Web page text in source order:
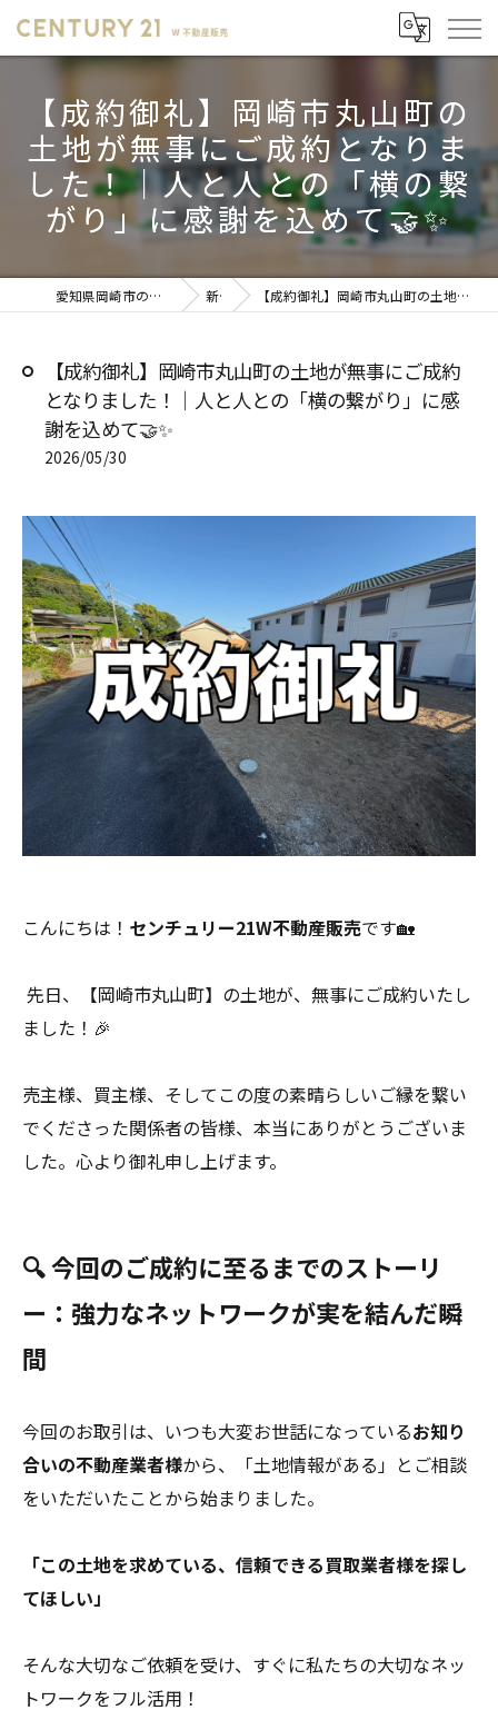
【成約御礼】岡崎市丸山町の
土地が無事にご成約となりま
した！｜人と人との「横の繋
がり」に感謝を込めて🤝✨
愛知県岡崎市の不動産売却ならセンチュリー21 W不動産販売 新着情報 【成約御礼】岡崎市丸山町の土地が無事にご成約となりました！｜人と人との「横の繋がり」に感謝を込めて🤝✨
【成約御礼】岡崎市丸山町の土地が無事にご成約
となりました！｜人と人との「横の繋がり」に感
謝を込めて🤝✨
2026/05/30
こんにちは！ センチュリー21W不動産販売です🏡
先日、【岡崎市丸山町】の土地が、無事にご成約いたし
ました！🎉
売主様、買主様、そしてこの度の素晴らしいご縁を繋い
でくださった関係者の皆様、本当にありがとうございま
した。心より御礼申し上げます。
🔍 今回のご成約に至るまでのストーリ
ー：強力なネットワークが実を結んだ瞬
間
今回のお取引は、いつも大変お世話になっているお知り
合いの不動産業者様から、「土地情報がある」とご相談
をいただいたことから始まりました。
「この土地を求めている、信頼できる買取業者様を探し
てほしい」
そんな大切なご依頼を受け、すぐに私たちの大切なネッ
トワークをフル活用！